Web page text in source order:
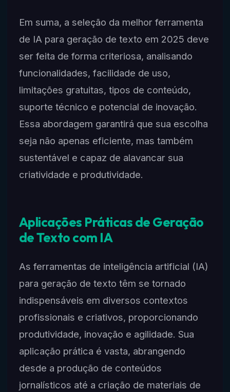
Em suma, a seleção da melhor ferramenta
de IA para geração de texto em 2025 deve
ser feita de forma criteriosa, analisando
funcionalidades, facilidade de uso,
limitações gratuitas, tipos de conteúdo,
suporte técnico e potencial de inovação.
Essa abordagem garantirá que sua escolha
seja não apenas eficiente, mas também
sustentável e capaz de alavancar sua
criatividade e produtividade.
Aplicações Práticas de Geração
de Texto com IA
As ferramentas de inteligência artificial (IA)
para geração de texto têm se tornado
indispensáveis em diversos contextos
profissionais e criativos, proporcionando
produtividade, inovação e agilidade. Sua
aplicação prática é vasta, abrangendo
desde a produção de conteúdos
jornalísticos até a criação de materiais de